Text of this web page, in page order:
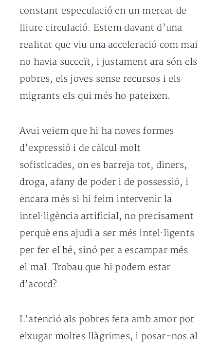
constant especulació en un mercat de
lliure circulació. Estem davant d’una
realitat que viu una acceleració com mai
no havia succeït, i justament ara són els
pobres, els joves sense recursos i els
migrants els qui més ho pateixen.
Avui veiem que hi ha noves formes
d’expressió i de càlcul molt
sofisticades, on es barreja tot, diners,
droga, afany de poder i de possessió, i
encara més si hi feim intervenir la
intel·ligència artificial, no precisament
perquè ens ajudi a ser més intel·ligents
per fer el bé, sinó per a escampar més
el mal. Trobau que hi podem estar
d’acord?
L’atenció als pobres feta amb amor pot
eixugar moltes llàgrimes, i posar-nos al